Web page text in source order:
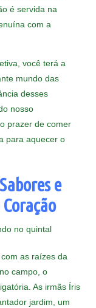
é servida na
com a
você terá a
mundo das
desses
nosso
prazer de comer
para aquecer o
e
as raízes da
campo, o
As irmãs Íris
jardim, um